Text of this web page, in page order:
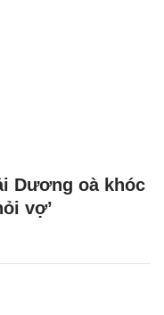
Dương oà khóc
vợ’